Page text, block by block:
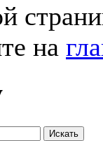
на